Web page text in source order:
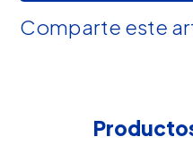
Comparte este